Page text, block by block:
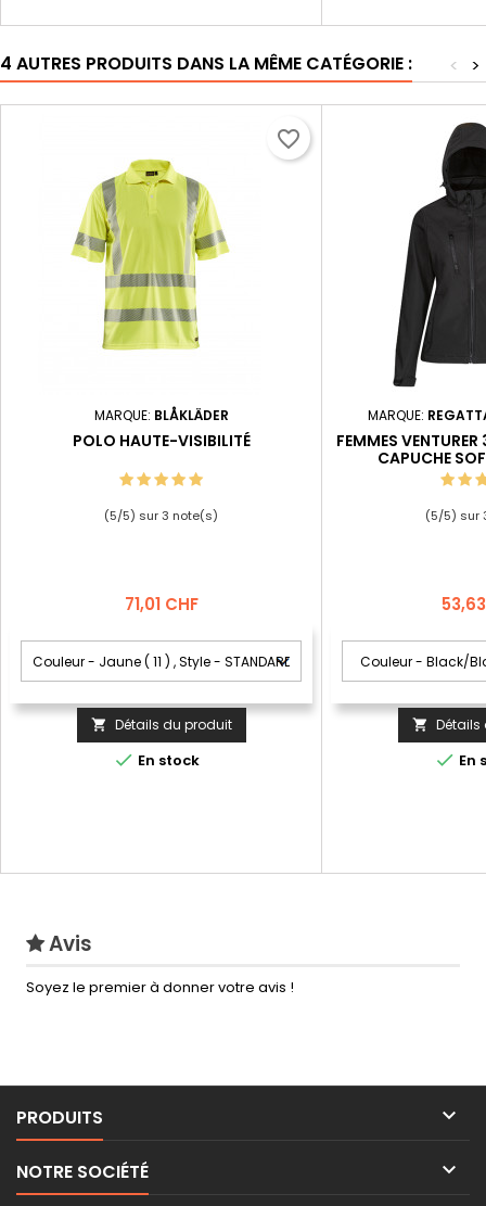
4 AUTRES PRODUITS DANS LA MÊME CATÉGORIE : >
<
MARQUE: BLÅKLÄDER
POLO HAUTE-VISIBILITÉ
(5/5) sur3 note(s)
Prix
71,01 CHF
 Détails du produit
 En stock
favorite_border
MARQUE:
FEMMES
CAPUCHE
(5/5) sur
Prix
 Détails
 En
Avis
Soyez le premier à donner votre avis !
PRODUITS 
NOTRE SOCIÉTÉ 